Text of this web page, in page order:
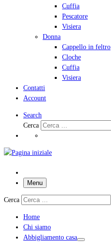
Cuffia
Pescatore
Visiera
Donna
Cappello in feltro
Cloche
Cuffia
Visiera
Contatti
Account
Search
Cerca
Menu
Cerca
Home
Chi siamo
Abbigliamento casa